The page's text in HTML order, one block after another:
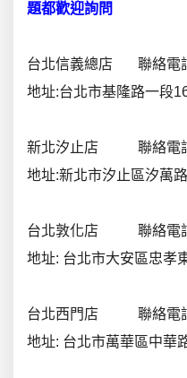
題都歡迎詢問
台北信義總店 聯絡電
地址:台北市基隆路一段
新北汐止店 聯絡電
地址:新北市汐止區汐萬
台北敦化店 聯絡電
地址: 台北市大安區忠孝
台北西門店 聯絡電
地址: 台北市萬華區中華